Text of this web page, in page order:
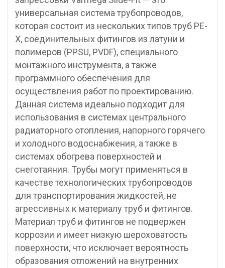
универсальная система трубопроводов,
которая состоит из нескольких типов труб PE-
X, соединительных фитингов из латуни и
полимеров (PPSU, PVDF), специального
монтажного инструмента, а также
программного обеспечения для
осуществления работ по проектированию.
Данная система идеально подходит для
использования в системах центрального
радиаторного отопления, напорного горячего
и холодного водоснабжения, а также в
системах обогрева поверхностей и
снеготаяния. Трубы могут применяться в
качестве технологических трубопроводов
для транспортирования жидкостей, не
агрессивных к материалу труб и фитингов.
Материал труб и фитингов не подвержен
коррозии и имеет низкую шероховатость
поверхности, что исключает вероятность
образования отложений на внутренних